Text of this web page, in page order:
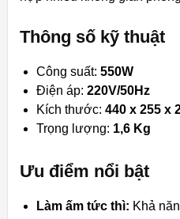
Thông số kỹ thuật
Công suất: 550W
Điện áp: 220V/50Hz
Kích thước: 440 x 255 x
Trọng lượng: 1,6 Kg
Ưu điểm nổi bật
Làm ấm tức thì: Khả